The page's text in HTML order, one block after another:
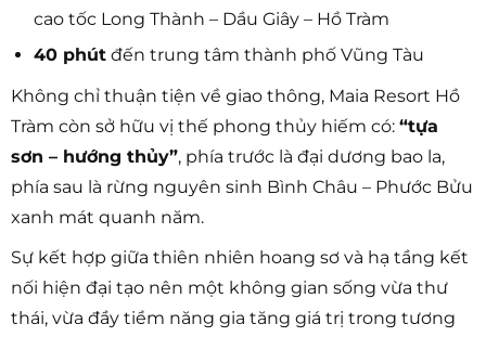
cao tốc Long Thành – Dầu Giây – Hồ Tràm
40 phútđến trung tâm thành phố Vũng Tàu
Không chỉ thuận tiện về giao thông, Maia Resort Hồ
Tràm còn sở hữu vị thế phong thủy hiếm có: “tựa
sơn – hướng thủy”, phía trước là đại dương bao la,
phía sau là rừng nguyên sinh Bình Châu – Phước Bửu
xanh mát quanh năm.
Sự kết hợp giữa thiên nhiên hoang sơ và hạ tầng kết
nối hiện đại tạo nên một không gian sống vừa thư
thái, vừa đầy tiềm năng gia tăng giá trị trong tương